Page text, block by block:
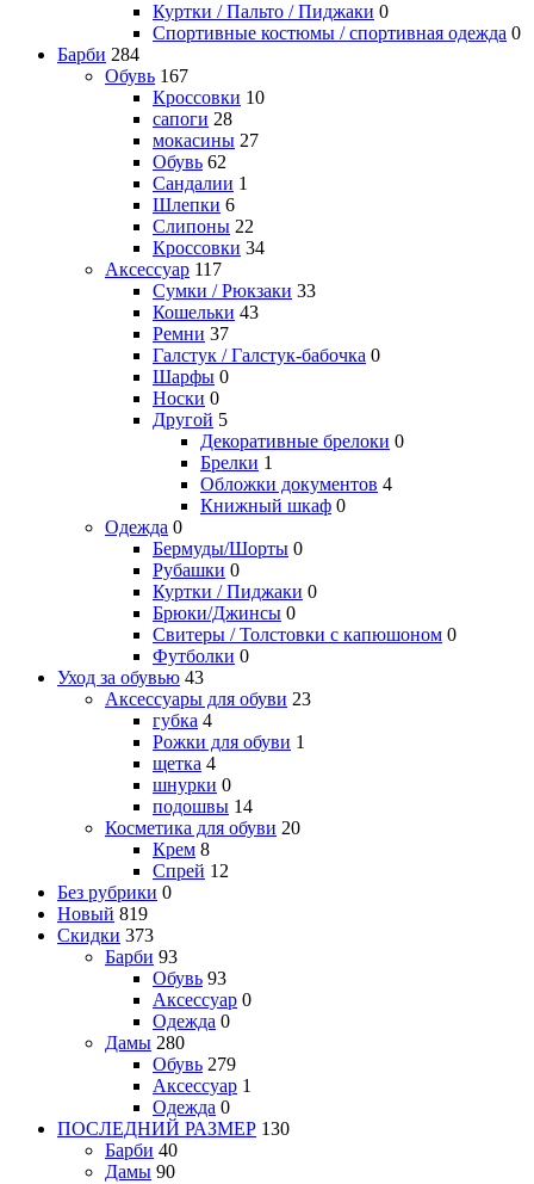
Куртки / Пальто / Пиджаки 0
Спортивные костюмы / спортивная одежда 0
Барби 284
Обувь 167
Кроссовки 10
сапоги 28
мокасины 27
Обувь 62
Сандалии 1
Шлепки 6
Слипоны 22
Кроссовки 34
Аксессуар 117
Сумки / Рюкзаки 33
Кошельки 43
Ремни 37
Галстук / Галстук-бабочка 0
Шарфы 0
Носки 0
Другой 5
Декоративные брелоки 0
Брелки 1
Обложки документов 4
Книжный шкаф 0
Одежда 0
Бермуды/Шорты 0
Рубашки 0
Куртки / Пиджаки 0
Брюки/Джинсы 0
Свитеры / Толстовки с капюшоном 0
Футболки 0
Уход за обувью 43
Аксессуары для обуви 23
губка 4
Рожки для обуви 1
щетка 4
шнурки 0
подошвы 14
Косметика для обуви 20
Крем 8
Спрей 12
Без рубрики 0
Новый 819
Скидки 373
Барби 93
Обувь 93
Аксессуар 0
Одежда 0
Дамы 280
Обувь 279
Аксессуар 1
Одежда 0
ПОСЛЕДНИЙ РАЗМЕР 130
Барби 40
Дамы 90